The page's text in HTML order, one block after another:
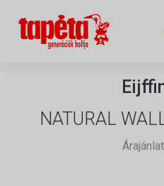
NATURAL